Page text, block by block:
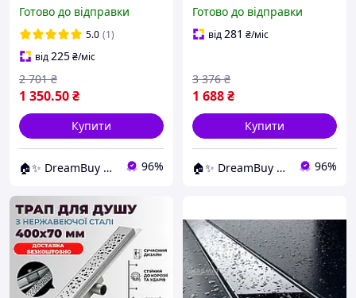
лінійний в підлогу
Готово до відправки
5.0 (1)
від225₴/міс
1 350.50₴
2 701 ₴
Купити
🏠✨ DreamBuy ✨🏠 96%
з сухим затвором в
підлогу
Готово до відправки
від281 ₴/міс
1 688₴
3 376 ₴
Купити
🏠✨ DreamBuy ✨🏠 96%